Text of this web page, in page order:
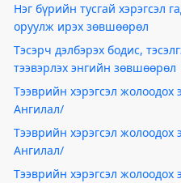
Нэг бүрийн тусгай хэрэгсэл
оруулж ирэх зөвшөөрөл
Тэсэрч дэлбэрэх бодис,
тээвэрлэх энгийн зөвшөөрөл
Тээврийн хэрэгсэл жолоодох
Ангилал/
Тээврийн хэрэгсэл жолоодох
Ангилал/
Тээврийн хэрэгсэл жолоодох